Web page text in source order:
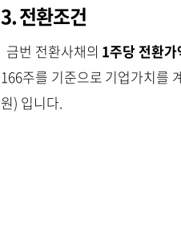
3. 전환조건
금번 전환사채의 1주당 전환
166주를 기준으로 기업가치를
원) 입니다.